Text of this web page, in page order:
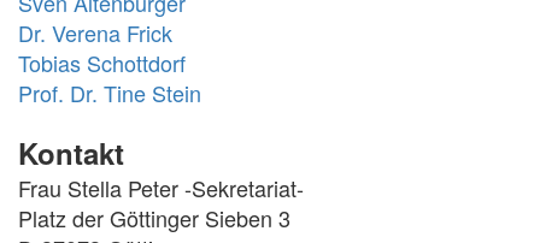
Dr. Verena Frick
Tobias Schottdorf
Prof. Dr. Tine Stein
Kontakt
Frau Stella Peter -Sekretariat-
Platz der Göttinger Sieben 3